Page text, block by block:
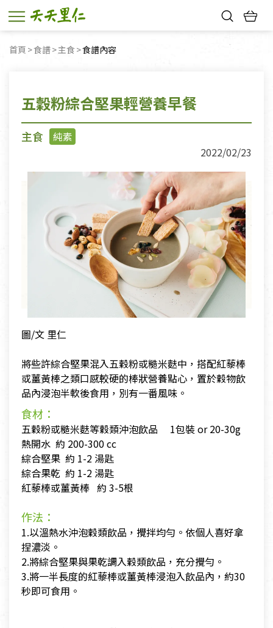
首頁 食譜 主食 目前頁面：
食譜內容
五穀粉綜合堅果輕營養早餐
主食
純素
2022/02/23
圖/文 里仁
將些許綜合堅果混入五穀粉或糙米麩中，搭配紅藜棒
或薑黃棒之類口感較硬的棒狀營養點心，置於穀物飲
品內浸泡半軟後食用，別有一番風味。
食材：
五穀粉或糙米麩等穀類沖泡飲品 1包裝 or 20-30g
熱開水 約 200-300 cc
綜合堅果 約 1-2 湯匙
綜合果乾 約 1-2 湯匙
紅藜棒或薑黃棒 約 3-5根
作法：
1.以溫熱水沖泡穀類飲品，攪拌均勻。依個人喜好拿
捏濃淡。
2.將綜合堅果與果乾調入穀類飲品，充分攪勻。
3.將一半長度的紅藜棒或薑黃棒浸泡入飲品內，約30
秒即可食用。